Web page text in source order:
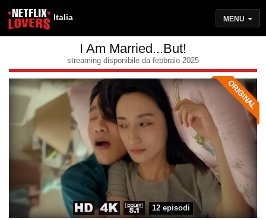
Italia MENU
I Am Married...But!
streaming disponibile da febbraio 2025
12 episodi